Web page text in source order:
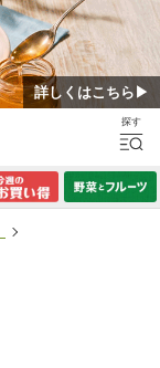
詳しくはこちら▶